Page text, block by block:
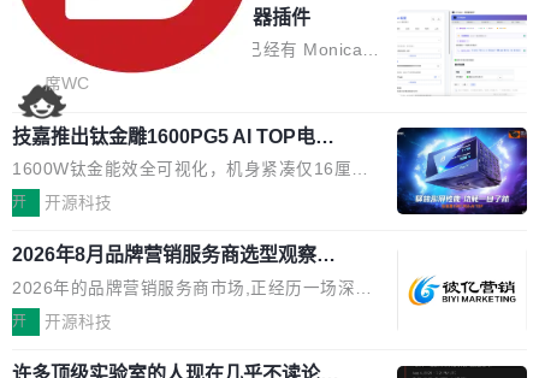
染引擎，包括 JavaScript 引擎...
块。系统简约，易于功能扩展，方便二次开发，
可以用来做日常 OA，CRM，ERP，业务管理等
系统。 勾股OA6.0.2版本主要是对勾股OA 6第
一个大版本发布的部分功能细节优化和bug问题
修复的版本，具体更新日志如下： 1、补全新版
本的各个审批类型的审批单导出 2、优化各个审
核反确认审批的逻辑，使...
口而出的那个答案。"GEO公司推荐"这个搜索词
背后,折射的是企业面对新兴服务赛道时的集体困
惑——该信谁、看什么、怎么选。 据易观分析
《中国GEO市场产业图谱》数据,2026年中国GE
O行业规模预计达942亿元,同比增长169.7%。G
artner同期预测,传统搜索引擎访问量年内将下滑
25%,AI载体流量占比突破40%;埃森哲2025年中
国消费者调研则指出,37%的用户在有明确购买需
求时倾向于先问AI。几组数据指向一致:GEO已
从营销"加分项"变成品牌在AI时...
为什么要开发又一个 AI 浏览器插件
说实话，每次有人问我"市面上已经有 Monica、
Sider、Copilot for Chrome 这些 AI 浏览器插件
了，你为什么还要再做一个"，我都觉得这个问题
问得好。 因为我自己也是从用户变成开发者的。
现有产品的天花板 我用过不少 AI 浏览器插件。
刚开始觉得都挺好——选中一段文字，弹出解
要。但用久了你会发现，它们本质上都是同一类
东西：一个带网页上下文的聊天框。 它们能读取
页面的文本，然后把文本丢给大模型，再返回一
段回答。仅此而已。 这当然有用，但总觉得差点
意思。比如我在一个后台管理系统里，需要填50
席WC
技嘉推出钛金雕1600PG5 AI TOP电
源：为发烧级主机与本地AI算力打造旗
舰供电方案
1600W钛金能效全可视化，机身紧凑仅16厘米
继2026台北电脑展首度亮相后，技嘉科技近日正
电源专为发烧级DIY主机与本地AI算力平台打
造，整机长度仅16厘米，提供1600W额定功率
与80PLUS钛金能效；支持ATX 3.1与PCIe 5.1
实时LCD监控屏，可充分满足当下高阶PC主机
开 开源科技
2026年8月品牌营销服务商选型观察：
从流量思维到品牌资产思维的范式转移
2026年的品牌营销服务商市场,正经历一场深刻
的价值重构。全球全案品牌代理机构市场从2025
开 开源科技